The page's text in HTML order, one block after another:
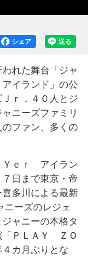
送る
シェア
れた舞台「ジャ
イランド」の公
ｒ．４０人とジ
ニーズファミリ
ファン、多くの
ｅｒ アイラン
日まで東京・帝
多川による最新
ニーズのレジェ
ャニーの本格タ
「ＰＬＡＹ ＺＯ
カ月ぶりとな